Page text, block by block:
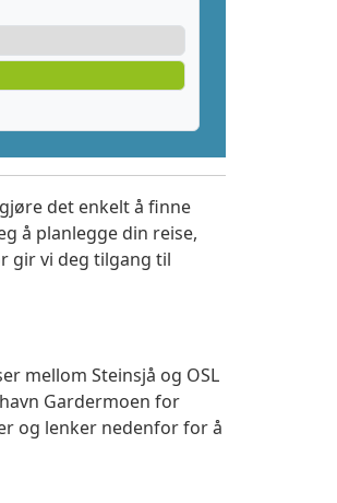
det enkelt å finne
å planlegge din reise,
gir vi deg tilgang til
mellom Steinsjå og OSL
Gardermoen for
og lenker nedenfor for å